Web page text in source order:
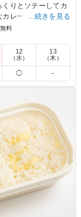
りとソテーしてカ
カレーとの相性も抜
ご用意しておりま
ウンよりご選択く
濃厚なルーとも
で特別感があり、
。aセットでした
…続きを見る
料
12
（水）
13
（木）
◯ －